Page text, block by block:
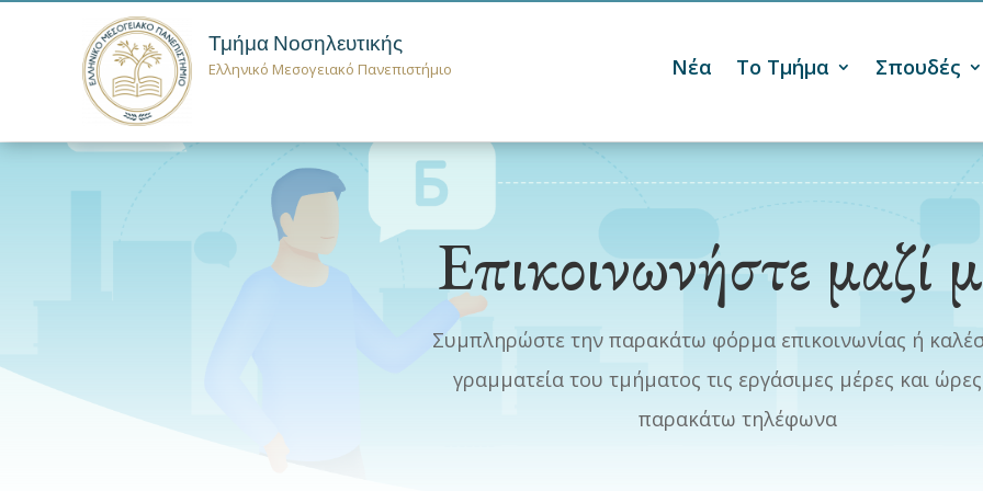
Τμήμα Νοσηλευτικής
Ελληνικό Μεσογειακό Πανεπιστήμιο Νέα Το Τμήμα Σπουδές
Επικοινωνήστε μαζί
Συμπληρώστε την παρακάτω φόρμα επικοινωνίας ή
γραμματεία του τμήματος τις εργάσιμες μέρες και
παρακάτω τηλέφωνα